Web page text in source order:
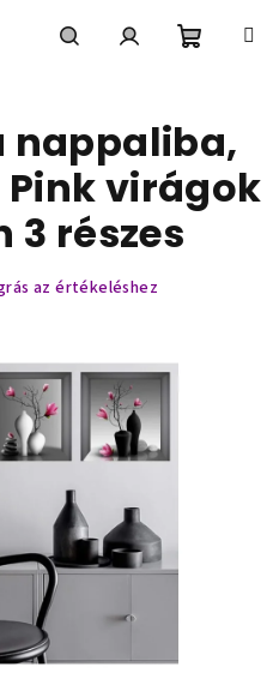
nappaliba,
virágok
3 részes
az értékeléshez